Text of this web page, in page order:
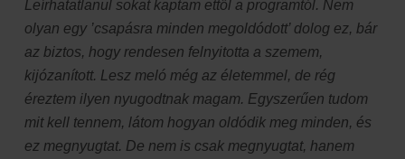
Leírhatatlanul sokat kaptam ettől a programtól. Nem
olyan egy ’csapásra minden megoldódott’ dolog ez, bár
az biztos, hogy rendesen felnyitotta a szemem,
kijózanított. Lesz meló még az életemmel, de rég
éreztem ilyen nyugodtnak magam. Egyszerűen tudom
mit kell tennem, látom hogyan oldódik meg minden, és
ez megnyugtat. De nem is csak megnyugtat, hanem